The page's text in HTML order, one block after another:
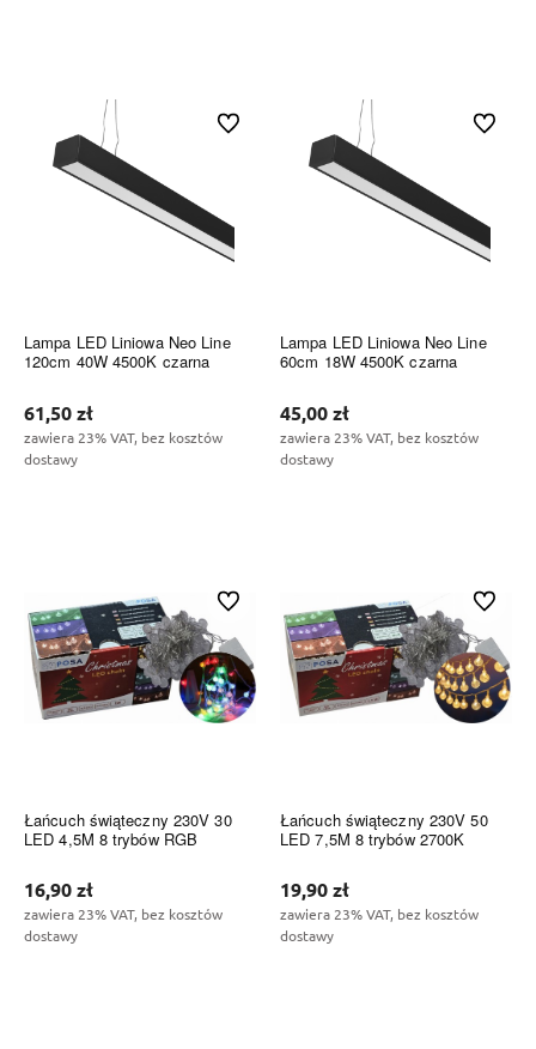
Lampa LED Liniowa Neo Line
120cm 40W 4500K czarna
61,50 zł
zawiera 23% VAT, bez kosztów
dostawy
Do ulubionych
Lampa LED Liniowa Neo Line
60cm 18W 4500K czarna
45,00 zł
zawiera 23% VAT, bez kosztów
dostawy
Do
Łańcuch świąteczny 230V 30
LED 4,5M 8 trybów RGB
16,90 zł
zawiera 23% VAT, bez kosztów
dostawy
Do ulubionych
Łańcuch świąteczny 230V 50
LED 7,5M 8 trybów 2700K
19,90 zł
zawiera 23% VAT, bez kosztów
dostawy
Do